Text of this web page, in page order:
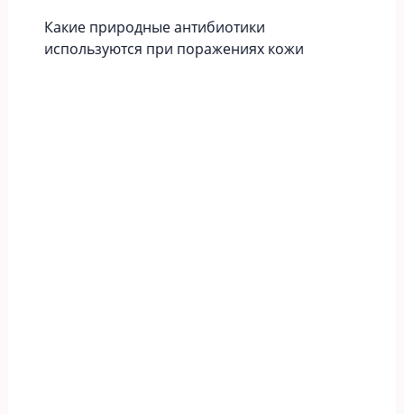
Какие природные антибиотики
используются при поражениях кожи